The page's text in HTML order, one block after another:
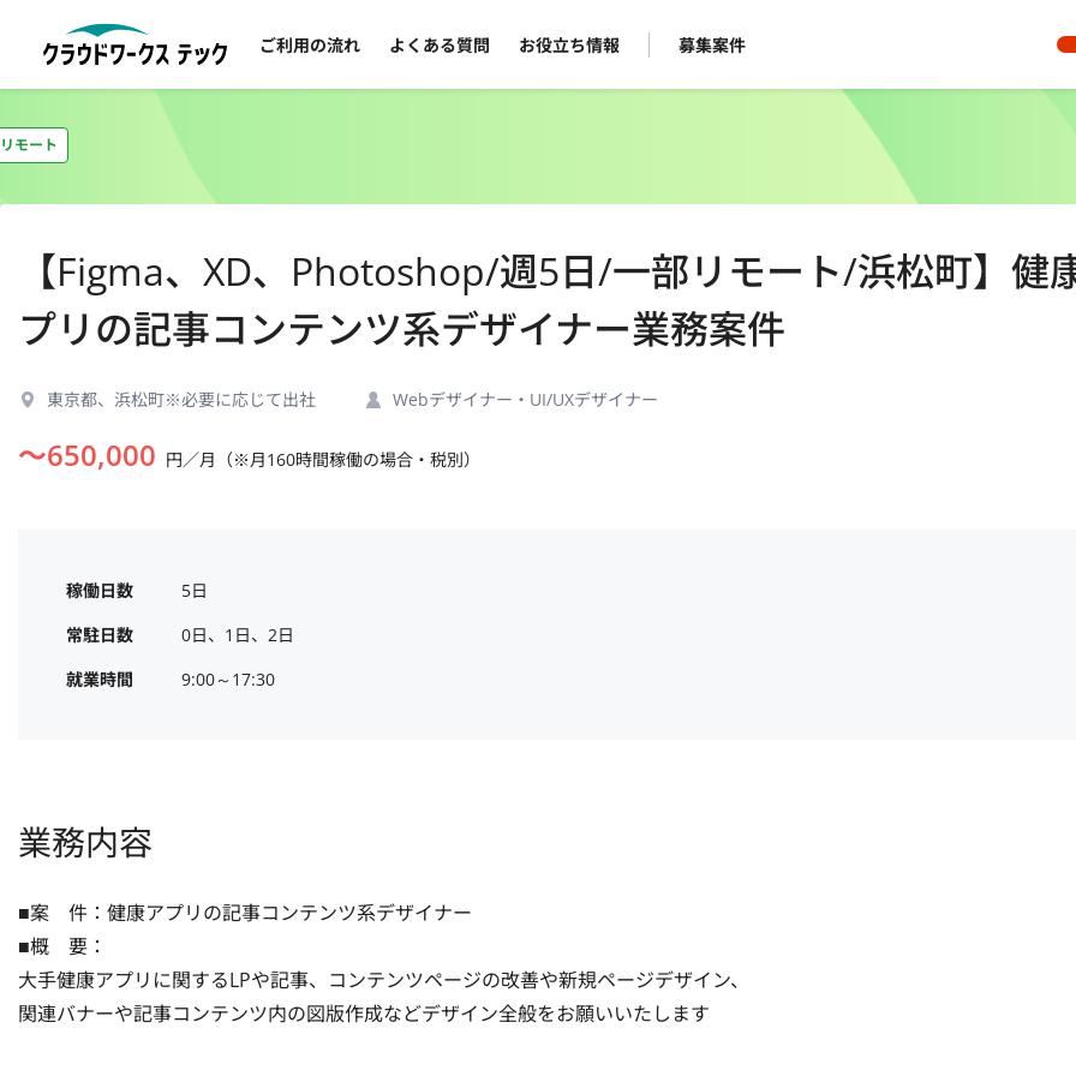
ご利用の流れ よくある質問 お役立ち情報 募集案件
モート
【Figma、XD、Photoshop/週5日/一部リモート/浜松町】健
プリの記事コンテンツ系デザイナー業務案件
東京都、浜松町※必要に応じて出社 Webデザイナー・UI/UXデザイナー
〜650,000 円／月（※月160時間稼働の場合・税別）
稼働日数
5日
常駐日数
0日、1日、2日
就業時間
9:00～17:30
業務内容
■案　件：健康アプリの記事コンテンツ系デザイナー
■概　要：
大手健康アプリに関するLPや記事、コンテンツページの改善や新規ページデザイン、
関連バナーや記事コンテンツ内の図版作成などデザイン全般をお願いいたします